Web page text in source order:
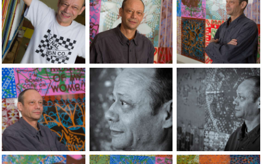
Portraits of the artist Jean-Pierre Sergent, by Lionel Georges
Portraits of the artist Jean-Pierre
Portraits of the
Portraits of the artist Jean-Pierre Sergent, by Lionel Georges
Portraits of the artist Jean-Pierre
Portraits of the